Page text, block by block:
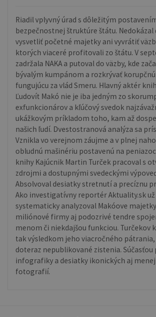
Riadil vplyvný úrad s dôležitým
bezpečnostnej štruktúre štátu. Nedokázal
vysvetliť početné majetky ani vyvrátiť
ktorých viaceré profitovali zo štátu. V
zadržala NAKA a putoval do väzby, kde
bývalým kumpánom a rozkrývať
fungujúcu za vlád Smeru. Hlavný aktér
Ľudovít Makó nie je iba jedným zo
exfunkcionárov a kľúčový svedok
ukážkovým príkladom toho, kam až
našich ľudí. Dvestostranová analýza sa
Vznikla vo verejnom záujme a v plnej
obludnú mašinériu postavenú na
knihy Kajúcnik Martin Turček pracoval s
zdrojmi a dostupnými svedeckými
Absolvoval desiatky stretnutí a precíznu
Ako investigatívny reportér Aktuality.sk už
systematicky analyzoval Makóove
miliónové firmy aj podozrivé tendre
menom či niekdajšou funkciou. Turčekov
tak výsledkom jeho viacročného
doteraz nepublikované zistenia. Súčasťou
infografiky a desiatky ikonických aj
fotografií.